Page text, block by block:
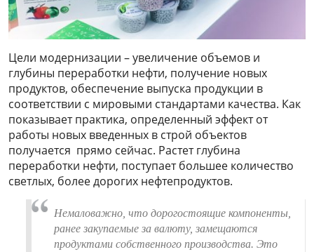
Цели модернизации – увеличение объемов и
глубины переработки нефти, получение новых
продуктов, обеспечение выпуска продукции в
соответствии с мировыми стандартами качества. Как
показывает практика, определенный эффект от
работы новых введенных в строй объектов
получается прямо сейчас. Растет глубина
переработки нефти, поступает большее количество
светлых, более дорогих нефтепродуктов.
Немаловажно, что дорогостоящие компоненты,
ранее закупаемые за валюту, замещаются
продуктами собственного производства. Это